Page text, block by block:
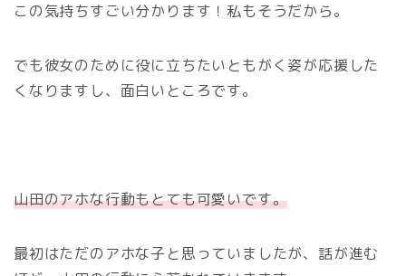
この気持ちすごい分かります！私もそうだから。
でも彼女のために役に立ちたいともがく姿が応援した
くなりますし、面白いところです。
山田のアホな行動もとても可愛いです。
最初はただのアホな子と思っていましたが、話が進む